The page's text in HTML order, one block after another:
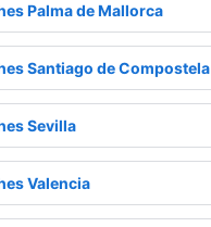
Palma de Mallorca
Santiago de Compostela
Sevilla
Valencia